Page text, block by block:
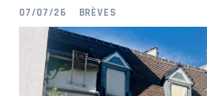
07/07/26 BRÈVES